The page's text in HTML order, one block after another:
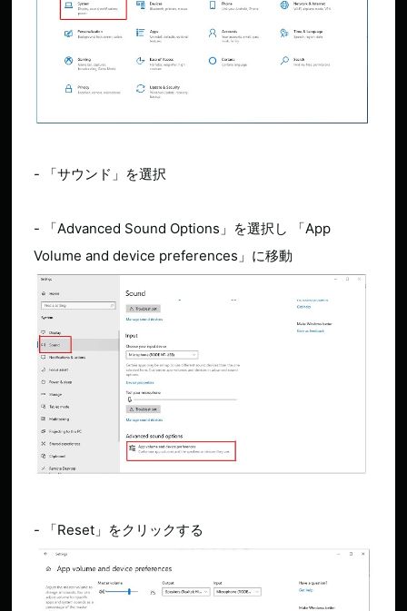
- 「サウンド」を選択
- 「Advanced Sound Options」を選択し 「App
Volume and device preferences」に移動
- 「Reset」をクリックする